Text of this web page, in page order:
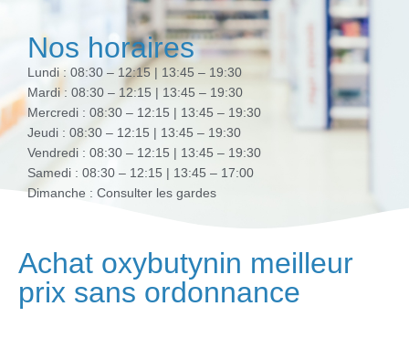
Nos horaires
Lundi : 08:30 – 12:15 | 13:45 – 19:30
Mardi : 08:30 – 12:15 | 13:45 – 19:30
Mercredi : 08:30 – 12:15 | 13:45 – 19:30
Jeudi : 08:30 – 12:15 | 13:45 – 19:30
Vendredi : 08:30 – 12:15 | 13:45 – 19:30
Samedi : 08:30 – 12:15 | 13:45 – 17:00
Dimanche : Consulter les gardes
Achat oxybutynin meilleur
prix sans ordonnance